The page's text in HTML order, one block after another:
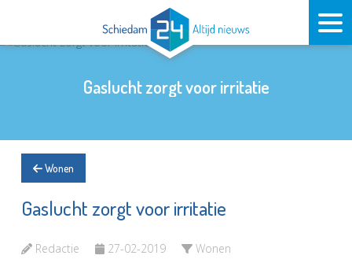
Gaslucht zorgt voor irritatie
Wonen
Gaslucht zorgt voor irritatie
Redactie 27-02-2019 Wonen